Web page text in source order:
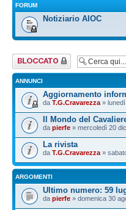
FORUM
Notiziario AIOC
Forum bloccato
ANNUNCI
Aggiornamento
da T.G.Cravarezza »
Il Mondo del
da pierfe » mercoledì 20
La rivista
da T.G.Cravarezza »
ARGOMENTI
Ultimo numero: 59
da pierfe » domenica 30